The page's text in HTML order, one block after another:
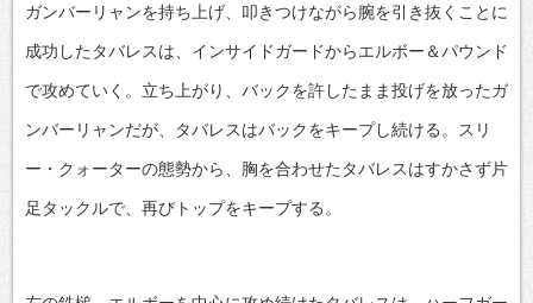
ガンバーリャンを持ち上げ、叩きつけながら腕を引き抜くことに
成功したタバレスは、インサイドガードからエルボー＆パウンド
で攻めていく。立ち上がり、バックを許したまま投げを放ったガ
ンバーリャンだが、タバレスはバックをキープし続ける。スリ
ー・クォーターの態勢から、胸を合わせたタバレスはすかさず片
足タックルで、再びトップをキープする。